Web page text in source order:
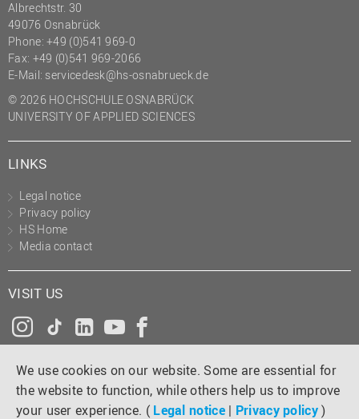
We use cookies on our website. Some are essential for
the website to function, while others help us to improve
your user experience. ( Legal notice | Privacy policy)
Albrechtstr. 30
49076 Osnabrück
Phone: +49 (0)541 969-0
Fax: +49 (0)541 969-2066
E-Mail: servicedesk@hs-osnabrueck.de
© 2026 HOCHSCHULE OSNABRÜCK
UNIVERSITY OF APPLIED SCIENCES
LINKS
Legal notice
Privacy policy
HS Home
Media contact
VISIT US
Instagram
Tiktok
LinkedInYouTube